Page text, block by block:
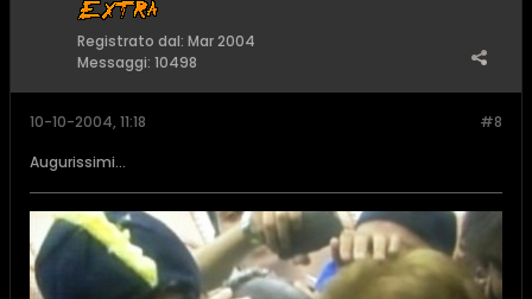
Registrato dal: Mar 2004
Messaggi: 10498
#8
10-10-2004, 11:18
Augurissimi...